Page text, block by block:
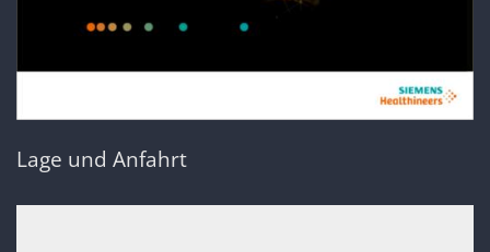
Lage und Anfahrt